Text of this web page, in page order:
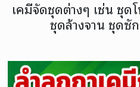
เคมีจัดชุดต่างๆ เช่น ชุด
ชุดล้างจาน ชุดซั